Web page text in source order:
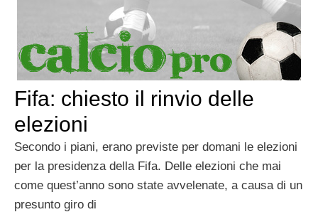
Fifa: chiesto il rinvio delle
elezioni
Secondo i piani, erano previste per domani le elezioni
per la presidenza della Fifa. Delle elezioni che mai
come quest’anno sono state avvelenate, a causa di un
presunto giro di